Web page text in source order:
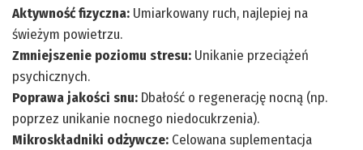
Aktywność fizyczna: Umiarkowany ruch, najlepiej na
świeżym powietrzu.
Zmniejszenie poziomu stresu: Unikanie przeciążeń
psychicznych.
Poprawa jakości snu: Dbałość o regenerację nocną (np.
poprzez unikanie nocnego niedocukrzenia).
Mikroskładniki odżywcze: Celowana suplementacja